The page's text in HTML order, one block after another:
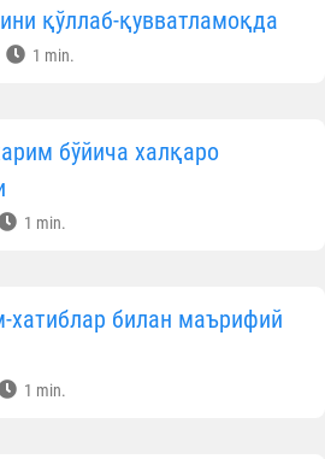
қўллаб-қувватламоқда
1 min.
бўйича халқаро
1 min.
билан маърифий
1 min.